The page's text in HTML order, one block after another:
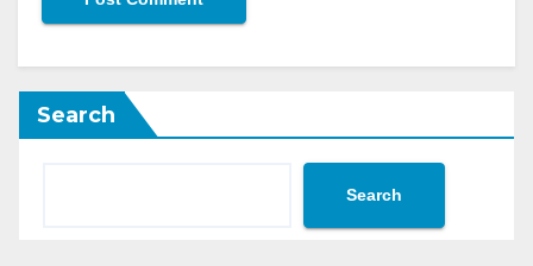
Search
Search